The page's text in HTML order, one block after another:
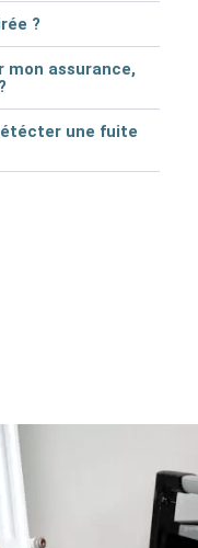
?
mon assurance,
une fuite